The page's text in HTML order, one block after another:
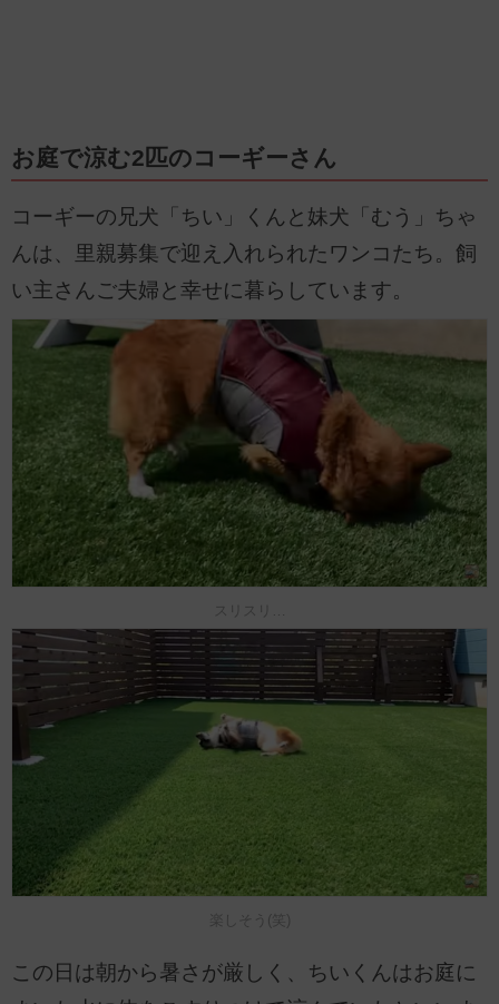
お庭で涼む2匹のコーギーさん
コーギーの兄犬「ちい」くんと妹犬「むう」ちゃ
んは、里親募集で迎え入れられたワンコたち。飼
い主さんご夫婦と幸せに暮らしています。
スリスリ…
楽しそう(笑)
この日は朝から暑さが厳しく、ちいくんはお庭に